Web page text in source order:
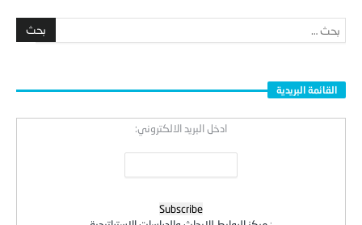
القائمة البريدية
ادخل البريد الالكتروني: